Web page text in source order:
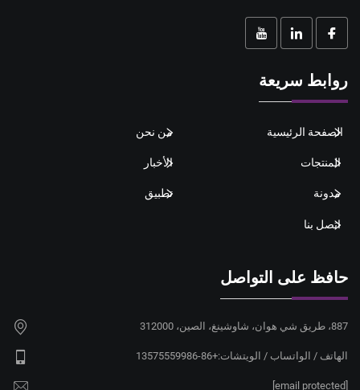
روابط سريعة
الصفحة الرئيسية من نحن
المنتجات الأخبار
مدونة تطبيق
اتصل بنا
حافظ على التواصل
887، طريق شي هوان، شاوشينغ، الصين، 312000
الهاتف / الواتساب / الويتشات:+86-13575559986
[email protected]